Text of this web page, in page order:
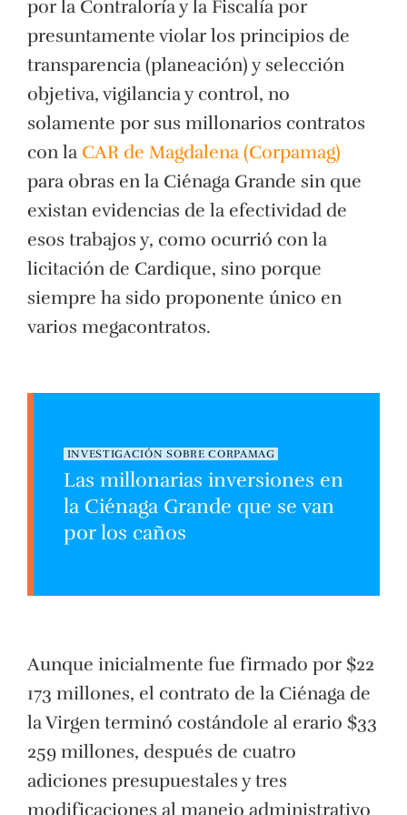
por la Contraloría y la Fiscalía por
presuntamente violar los principios de
transparencia (planeación) y selección
objetiva, vigilancia y control, no
solamente por sus millonarios contratos
con la CAR de Magdalena (Corpamag)
para obras en la Ciénaga Grande sin que
existan evidencias de la efectividad de
esos trabajos y, como ocurrió con la
licitación de Cardique, sino porque
siempre ha sido proponente único en
varios megacontratos.
INVESTIGACIÓN SOBRE CORPAMAG
Las millonarias inversiones en
la Ciénaga Grande que se van
por los caños
Aunque inicialmente fue firmado por $22
173 millones, el contrato de la Ciénaga de
la Virgen terminó costándole al erario $33
259 millones, después de cuatro
adiciones presupuestales y tres
modificaciones al manejo administrativo